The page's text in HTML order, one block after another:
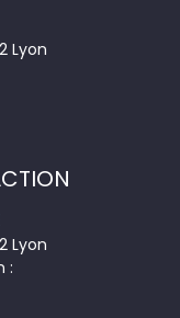
Lyon
Lyon
: